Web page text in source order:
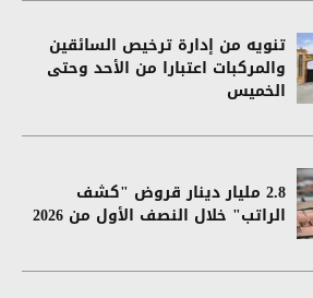
تنويه من إدارة ترخيص السائقين
والمركبات اعتبارا من الأحد وحتى
الخميس
2.8 مليار دينار قروض "كشف
الراتب" خلال النصف الأول من 2026